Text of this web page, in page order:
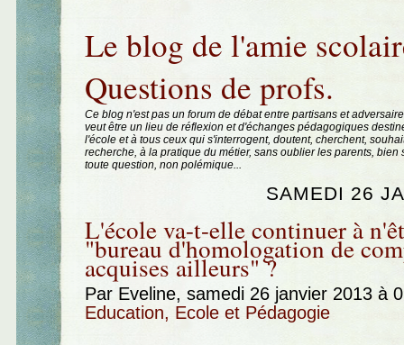
Le blog de l'amie
Questions de profs.
Ce blog n'est pas un forum de débat entre partisans et
veut être un lieu de réflexion et d'échanges pédagogiques
l'école et à tous ceux qui s'interrogent, doutent, cherchent,
recherche, à la pratique du métier, sans oublier les parents, bien
toute question, non polémique...
SAMEDI 26
L'école va-t-elle continuer à
"bureau d'homologation de
acquises ailleurs" ?
Par Eveline, samedi 26 janvier 2013 à
Education, Ecole et Pédagogie